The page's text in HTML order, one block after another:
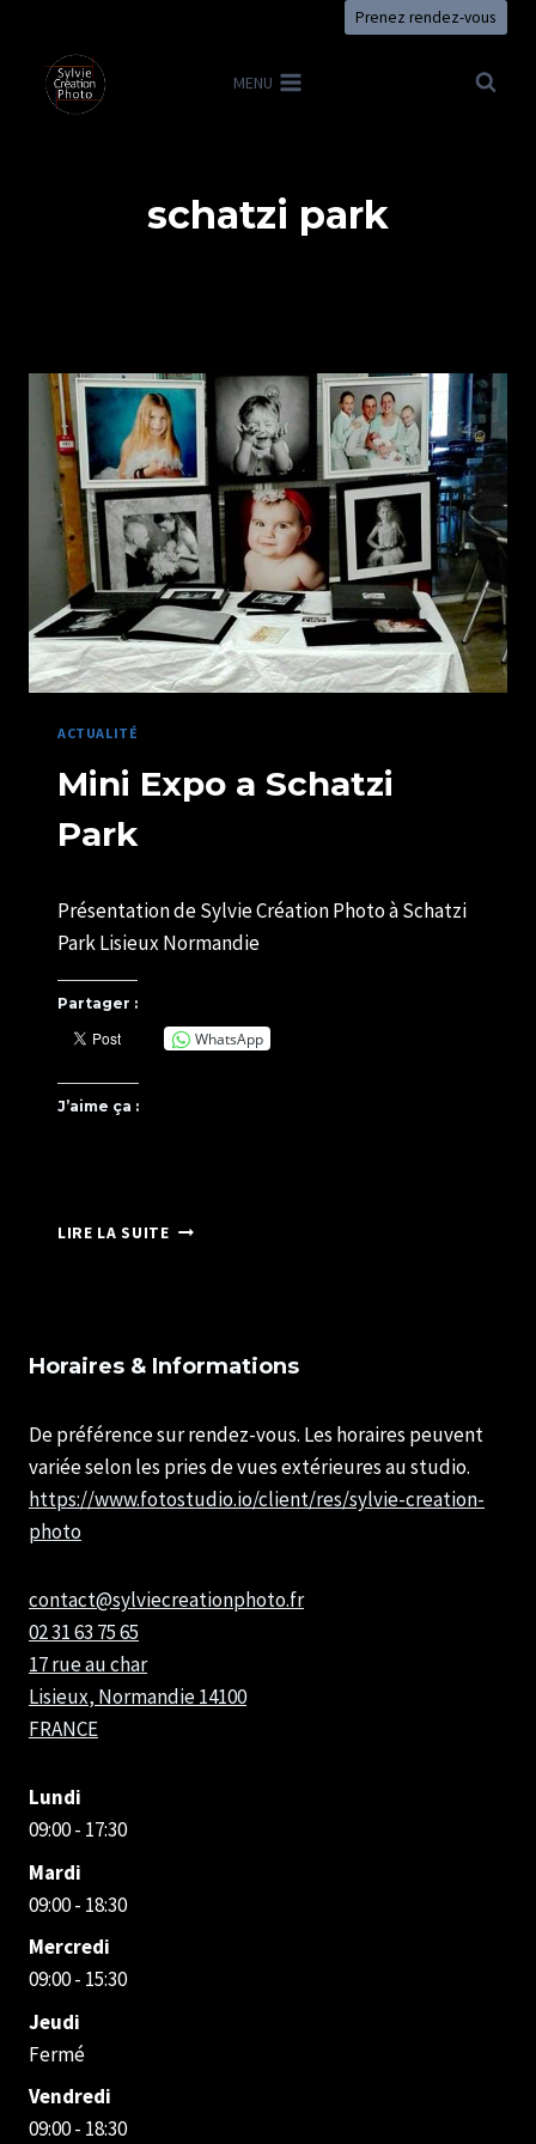
contenu
Prenez rendez-vous
MENU
schatzi park
ACTUALITÉ
Mini Expo a Schatzi
Park
U82599339
Présentation de Sylvie Création Photo à Schatzi
Park Lisieux Normandie
Partager :
WhatsApp
J’aime ça :
LIRE LA SUITEMINI
Horaires & Informations
De préférence sur rendez-vous. Les horaires peuvent
variée selon les pries de vues extérieures au studio.
https://www.fotostudio.io/client/res/sylvie-creation-
photo
contact@sylviecreationphoto.fr
02 31 63 75 65
17 rue au char
Lisieux, Normandie14100
FRANCE
Lundi
09:00 - 17:30
Mardi
09:00 - 18:30
Mercredi
09:00 - 15:30
Jeudi
Fermé
Vendredi
09:00 - 18:30